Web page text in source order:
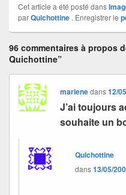
Cet article a été posté dans
parQuichottine . Enregistrer le
96 commentaires à propos
Quichottine”
marlenedans12/
J’ai toujours
souhaite un
Quichottine
dans13/05/